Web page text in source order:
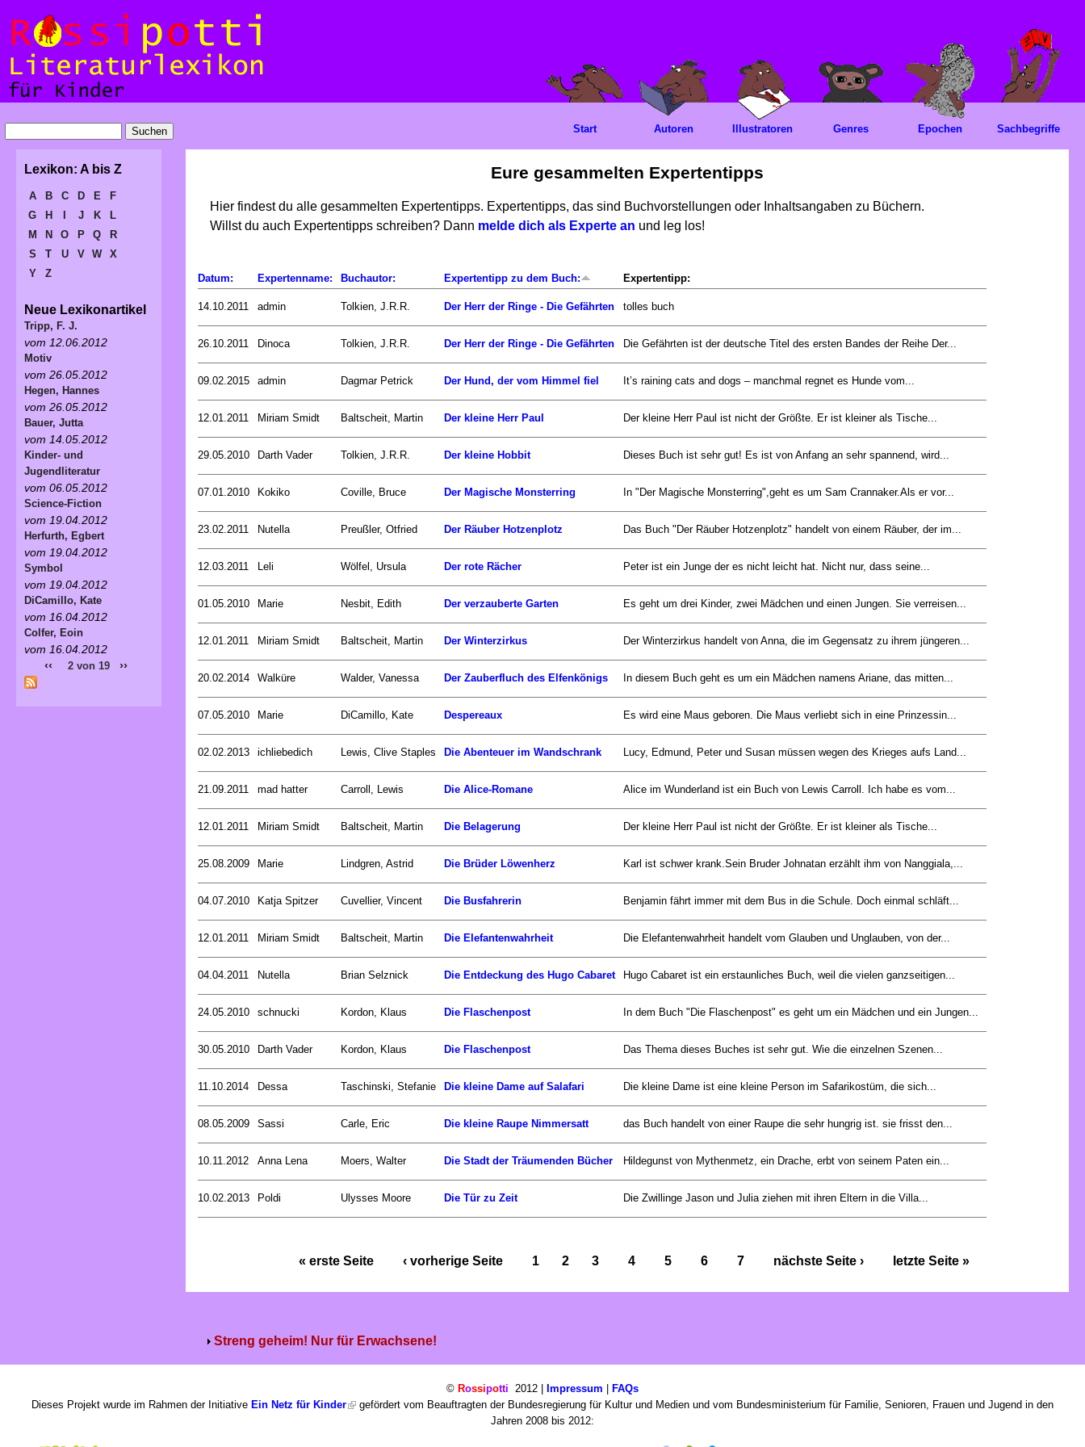
Eure gesammelten Expertentipps
Hier findest du alle gesammelten Expertentipps. Expertentipps, das sind Buchvorstellungen oder Inhaltsangaben zu Büchern.
Willst du auch Expertentipps schreiben? Dann melde dich als Experte an und leg los!
Datum: Expertenname: Buchautor: Expertentipp zu dem Buch: Expertentipp:
14.10.2011 admin Tolkien, J.R.R. Der Herr der Ringe - Die Gefährten tolles buch
26.10.2011 Dinoca Tolkien, J.R.R. Der Herr der Ringe - Die Gefährten Die Gefährten ist der deutsche Titel des ersten Bandes der Reihe Der...
09.02.2015 admin Dagmar Petrick Der Hund, der vom Himmel fiel It’s raining cats and dogs – manchmal regnet es Hunde vom...
12.01.2011 Miriam Smidt Baltscheit, Martin Der kleine Herr Paul Der kleine Herr Paul ist nicht der Größte. Er ist kleiner als Tische...
29.05.2010 Darth Vader Tolkien, J.R.R. Der kleine Hobbit Dieses Buch ist sehr gut! Es ist von Anfang an sehr spannend, wird...
07.01.2010 Kokiko Coville, Bruce Der Magische Monsterring In "Der Magische Monsterring",geht es um Sam Crannaker.Als er vor...
23.02.2011 Nutella Preußler, Otfried Der Räuber Hotzenplotz Das Buch "Der Räuber Hotzenplotz" handelt von einem Räuber, der im...
12.03.2011 Leli Wölfel, Ursula Der rote Rächer Peter ist ein Junge der es nicht leicht hat. Nicht nur, dass seine...
01.05.2010 Marie Nesbit, Edith Der verzauberte Garten Es geht um drei Kinder, zwei Mädchen und einen Jungen. Sie verreisen...
12.01.2011 Miriam Smidt Baltscheit, Martin Der Winterzirkus Der Winterzirkus handelt von Anna, die im Gegensatz zu ihrem jüngeren...
20.02.2014 Walküre Walder, Vanessa Der Zauberfluch des Elfenkönigs In diesem Buch geht es um ein Mädchen namens Ariane, das mitten...
07.05.2010 Marie DiCamillo, Kate Despereaux Es wird eine Maus geboren. Die Maus verliebt sich in eine Prinzessin...
02.02.2013 ichliebedich Lewis, Clive Staples Die Abenteuer im Wandschrank Lucy, Edmund, Peter und Susan müssen wegen des Krieges aufs Land...
21.09.2011 mad hatter Carroll, Lewis Die Alice-Romane Alice im Wunderland ist ein Buch von Lewis Carroll. Ich habe es vom...
12.01.2011 Miriam Smidt Baltscheit, Martin Die Belagerung Der kleine Herr Paul ist nicht der Größte. Er ist kleiner als Tische...
25.08.2009 Marie Lindgren, Astrid Die Brüder Löwenherz Karl ist schwer krank.Sein Bruder Johnatan erzählt ihm von Nanggiala,...
04.07.2010 Katja Spitzer Cuvellier, Vincent Die Busfahrerin Benjamin fährt immer mit dem Bus in die Schule. Doch einmal schläft...
12.01.2011 Miriam Smidt Baltscheit, Martin Die Elefantenwahrheit Die Elefantenwahrheit handelt vom Glauben und Unglauben, von der...
04.04.2011 Nutella Brian Selznick Die Entdeckung des Hugo Cabaret Hugo Cabaret ist ein erstaunliches Buch, weil die vielen ganzseitigen...
24.05.2010 schnucki Kordon, Klaus Die Flaschenpost In dem Buch "Die Flaschenpost" es geht um ein Mädchen und ein Jungen...
30.05.2010 Darth Vader Kordon, Klaus Die Flaschenpost Das Thema dieses Buches ist sehr gut. Wie die einzelnen Szenen...
11.10.2014 Dessa Taschinski, Stefanie Die kleine Dame auf Salafari Die kleine Dame ist eine kleine Person im Safarikostüm, die sich...
08.05.2009 Sassi Carle, Eric Die kleine Raupe Nimmersatt das Buch handelt von einer Raupe die sehr hungrig ist. sie frisst den...
10.11.2012 Anna Lena Moers, Walter Die Stadt der Träumenden Bücher Hildegunst von Mythenmetz, ein Drache, erbt von seinem Paten ein...
10.02.2013 Poldi Ulysses Moore Die Tür zu Zeit Die Zwillinge Jason und Julia ziehen mit ihren Eltern in die Villa...
« erste Seite ‹ vorherige Seite 1 2 3 4 5 6 7 nächste Seite › letzte Seite »
Streng geheim! Nur für Erwachsene!
Start Autoren Illustratoren Genres Epochen Sachbegriffe
Lexikon: A bis Z
A B C D E
F
G
H J K
L
M
N O P Q
R
S
T U V W
X
Y
Z
Neue Lexikonartikel
Tripp, F. J.
vom 12.06.2012
Motiv
vom 26.05.2012
Hegen, Hannes
vom 26.05.2012
Bauer, Jutta
vom 14.05.2012
Kinder- und
Jugendliteratur
vom 06.05.2012
Science-Fiction
vom 19.04.2012
Herfurth, Egbert
vom 19.04.2012
Symbol
vom 19.04.2012
DiCamillo, Kate
vom 16.04.2012
Colfer, Eoin
vom 16.04.2012
‹‹ 2 von 19 ››
© Rossipotti 2012 | Impressum | FAQs
Dieses Projekt wurde im Rahmen der Initiative Ein Netz für Kinder
gefördert vom Beauftragten der Bundesregierung für Kultur und Medien und vom Bundesministerium für Familie, Senioren, Frauen und Jugend in den
Jahren 2008 bis 2012: